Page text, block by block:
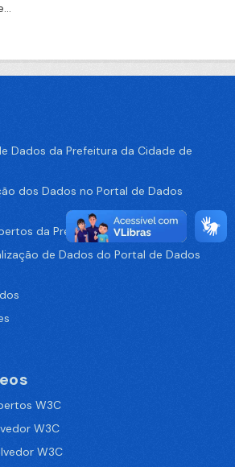
Dados da Prefeitura da Cidade de
dos Dados no Portal de Dados
da Prefeitura do Recife
de Dados do Portal de Dados
W3C
W3C
W3C